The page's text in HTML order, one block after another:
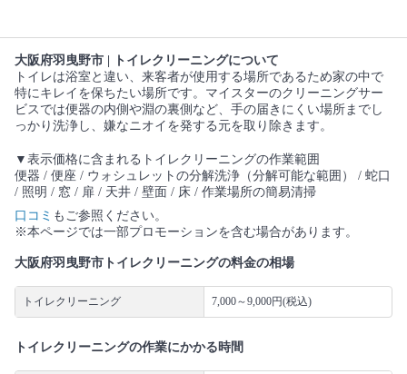
大阪府羽曳野市 | トイレクリーニングについて
トイレは浴室と違い、来客者が使用する場所であるため家の中で
特にキレイを保ちたい場所です。マイスターのクリーニングサー
ビスでは便器の内側や淵の裏側など、手の届きにくい場所までし
っかり洗浄し、嫌なニオイを発する元を取り除きます。
▼表示価格に含まれるトイレクリーニングの作業範囲
便器 / 便座 / ウォシュレットの分解洗浄（分解可能な範囲） / 蛇口
/ 照明 / 窓 / 扉 / 天井 / 壁面 / 床 / 作業場所の簡易清掃
口コミ もご参照ください。
※本ページでは一部プロモーションを含む場合があります。
大阪府羽曳野市トイレクリーニングの料金の相場
トイレクリーニング 7,000～9,000円(税込)
トイレクリーニングの作業にかかる時間